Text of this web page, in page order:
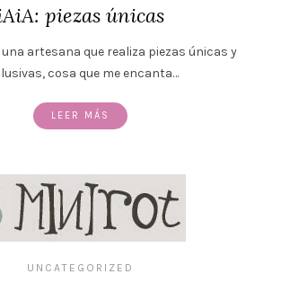
piezas únicas
artesana que realiza piezas únicas y
cosa que me encanta…
LEER MÁS
UNCATEGORIZED